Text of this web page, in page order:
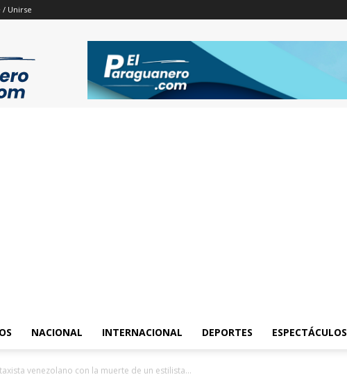
/ Unirse
NACIONAL INTERNACIONAL DEPORTES ESPECTÁCULOS
venezolano con la muerte de un estilista...